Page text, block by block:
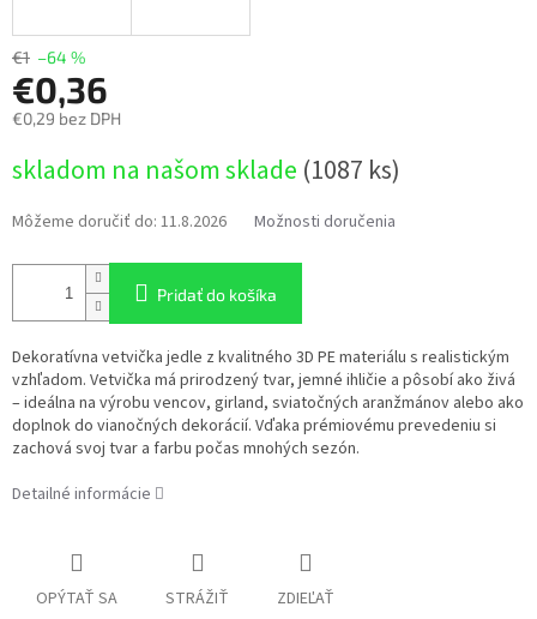
€1 –64 %
€0,36
€0,29 bez DPH
cena:
skladom na našom sklade (1087 ks)
Môžeme doručiť do: 11.8.2026 Možnosti doručenia
Pridať do košíka
Dekoratívna vetvička jedle z kvalitného 3D PE materiálu s realistickým
vzhľadom. Vetvička má prirodzený tvar, jemné ihličie a pôsobí ako živá
– ideálna na výrobu vencov, girland, sviatočných aranžmánov alebo ako
doplnok do vianočných dekorácií. Vďaka prémiovému prevedeniu si
zachová svoj tvar a farbu počas mnohých sezón.
Detailné informácie
OPÝTAŤ SA STRÁŽIŤ ZDIEĽAŤ